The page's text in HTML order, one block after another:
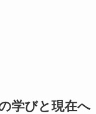
学びと現在へ